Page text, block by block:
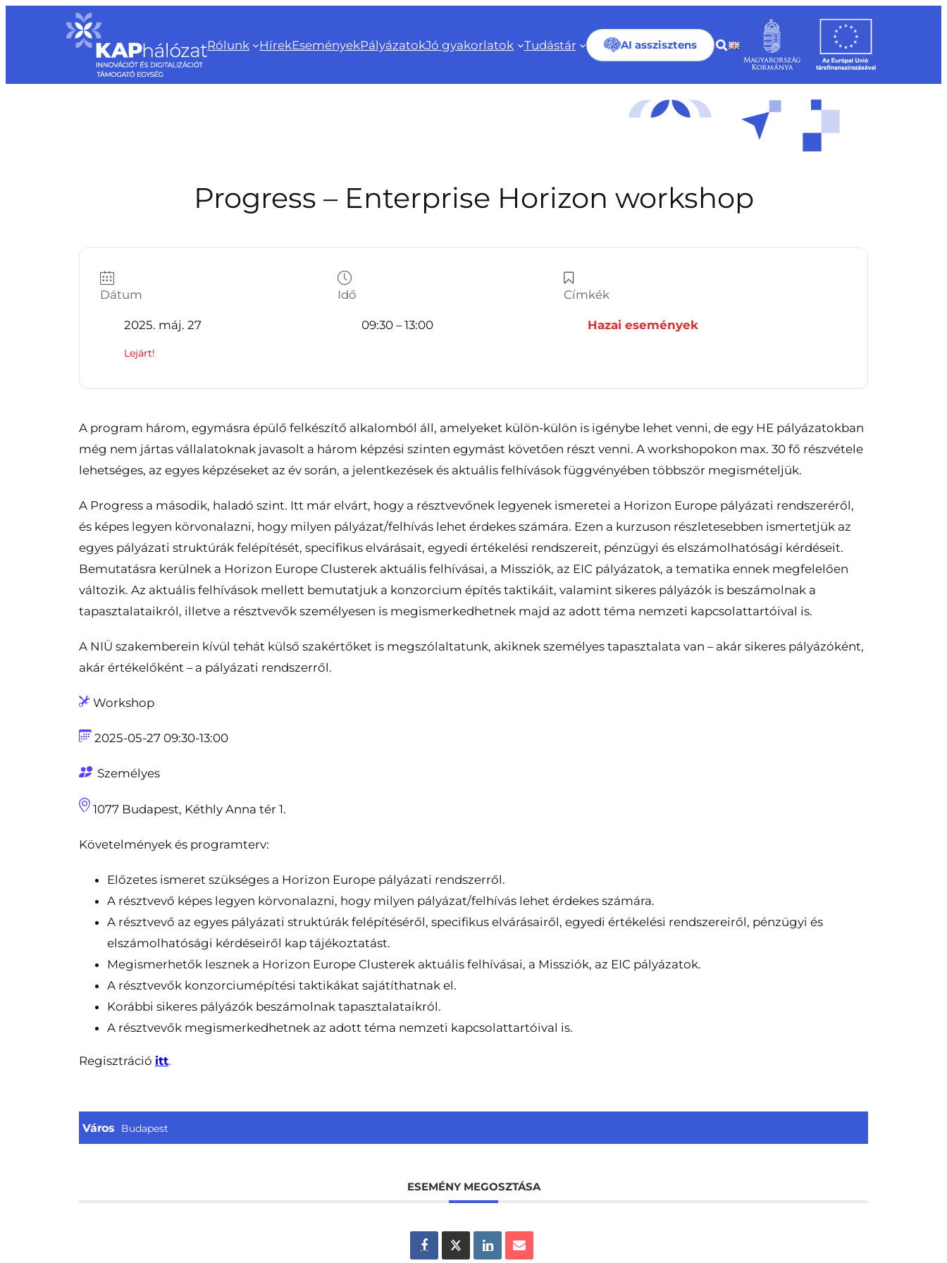
tartalomhoz
Rólunk HírekEseményekPályázatokJó gyakorlatok Tudástár AI asszisztens
Progress – Enterprise Horizon workshop
Dátum
2025. máj. 27
Lejárt!
Idő
09:30 – 13:00
Címkék
Hazai események
A program három, egymásra épülő felkészítő alkalomból áll, amelyeket külön-külön is igénybe lehet venni, de egy HE pályázatokban
még nem jártas vállalatoknak javasolt a három képzési szinten egymást követően részt venni. A workshopokon max. 30 fő részvétele
lehetséges, az egyes képzéseket az év során, a jelentkezések és aktuális felhívások függvényében többször megismételjük.
A Progress a második, haladó szint. Itt már elvárt, hogy a résztvevőnek legyenek ismeretei a Horizon Europe pályázati rendszeréről,
és képes legyen körvonalazni, hogy milyen pályázat/felhívás lehet érdekes számára. Ezen a kurzuson részletesebben ismertetjük az
egyes pályázati struktúrák felépítését, specifikus elvárásait, egyedi értékelési rendszereit, pénzügyi és elszámolhatósági kérdéseit.
Bemutatásra kerülnek a Horizon Europe Clusterek aktuális felhívásai, a Missziók, az EIC pályázatok, a tematika ennek megfelelően
változik. Az aktuális felhívások mellett bemutatjuk a konzorcium építés taktikáit, valamint sikeres pályázók is beszámolnak a
tapasztalataikról, illetve a résztvevők személyesen is megismerkedhetnek majd az adott téma nemzeti kapcsolattartóival is.
A NIÜ szakemberein kívül tehát külső szakértőket is megszólaltatunk, akiknek személyes tapasztalata van – akár sikeres pályázóként,
akár értékelőként – a pályázati rendszerről.
Workshop
2025-05-27 09:30-13:00
Személyes
1077 Budapest, Kéthly Anna tér 1.
Követelmények és programterv:
Előzetes ismeret szükséges a Horizon Europe pályázati rendszerről.
A résztvevő képes legyen körvonalazni, hogy milyen pályázat/felhívás lehet érdekes számára.
A résztvevő az egyes pályázati struktúrák felépítéséről, specifikus elvárásairől, egyedi értékelési rendszereiről, pénzügyi és
elszámolhatósági kérdéseiről kap tájékoztatást.
Megismerhetők lesznek a Horizon Europe Clusterek aktuális felhívásai, a Missziók, az EIC pályázatok.
A résztvevők konzorciumépítési taktikákat sajátíthatnak el.
Korábbi sikeres pályázók beszámolnak tapasztalataikról.
A résztvevők megismerkedhetnek az adott téma nemzeti kapcsolattartóival is.
Regisztráció itt.
Város Budapest
ESEMÉNY MEGOSZTÁSA